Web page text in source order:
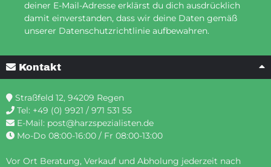
deiner E-Mail-Adresse erklärst du dich ausdrücklich
damit einverstanden, dass wir deine Daten gemäß
unserer Datenschutzrichtlinie aufbewahren.
Kontakt
Straßfeld 12, 94209 Regen
Tel: +49 (0) 9921 / 971 531 55
E-Mail: post@harzspezialisten.de
Mo-Do 08:00-16:00 / Fr 08:00-13:00
Vor Ort Beratung, Verkauf und Abholung jederzeit nach